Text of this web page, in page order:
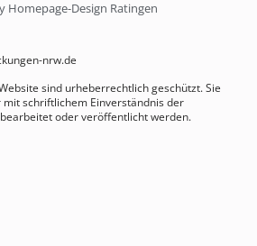
Homepage-Design Ratingen
nrw.de
sind urheberrechtlich geschützt. Sie
schriftlichem Einverständnis der
oder veröffentlicht werden.